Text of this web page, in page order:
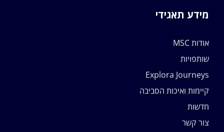
מידע תאגידי
אודות MSC
שותפויות
Explora Journeys
קיימות ואיכות הסביבה
חדשות
צור קשר